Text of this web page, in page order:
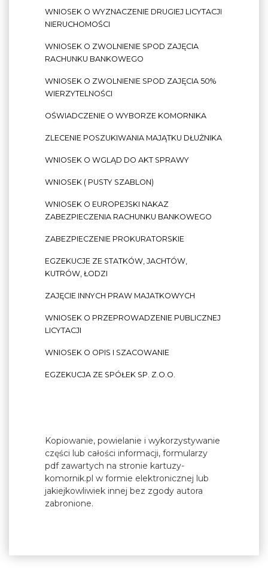
WNIOSEK O WYZNACZENIE DRUGIEJ LICYTACJI
NIERUCHOMOŚCI
WNIOSEK O ZWOLNIENIE SPOD ZAJĘCIA
RACHUNKU BANKOWEGO
WNIOSEK O ZWOLNIENIE SPOD ZAJĘCIA 50%
WIERZYTELNOŚCI
OŚWIADCZENIE O WYBORZE KOMORNIKA
ZLECENIE POSZUKIWANIA MAJĄTKU DŁUŻNIKA
WNIOSEK O WGLĄD DO AKT SPRAWY
WNIOSEK ( PUSTY SZABLON)
WNIOSEK O EUROPEJSKI NAKAZ
ZABEZPIECZENIA RACHUNKU BANKOWEGO
ZABEZPIECZENIE PROKURATORSKIE
EGZEKUCJE ZE STATKÓW, JACHTÓW,
KUTRÓW, ŁODZI
ZAJĘCIE INNYCH PRAW MAJATKOWYCH
WNIOSEK O PRZEPROWADZENIE PUBLICZNEJ
LICYTACJI
WNIOSEK O OPIS I SZACOWANIE
EGZEKUCJA ZE SPÓŁEK SP. Z.O.O.
Kopiowanie, powielanie i wykorzystywanie
części lub całości informacji, formularzy
pdf zawartych na stronie kartuzy-
komornik.pl w formie elektronicznej lub
jakiejkowliwiek innej bez zgody autora
zabronione.